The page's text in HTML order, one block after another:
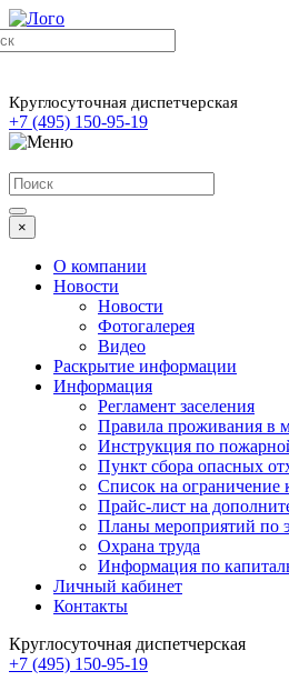
Круглосуточная диспетчерская
+7 (495) 150-95-19
×
О компании
Новости
Новости
Фотогалерея
Видео
Раскрытие информации
Информация
Регламент заселения
Правила проживания в
Инструкция по
Пункт сбора опасных
Список на ограничение
Прайс-лист на
Планы мероприятий по
Охрана труда
Информация по
Личный кабинет
Контакты
Круглосуточная диспетчерская
+7 (495) 150-95-19